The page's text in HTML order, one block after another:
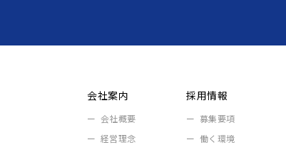
会社案内
会社概要
経営理念
採用情報
募集要項
働く環境